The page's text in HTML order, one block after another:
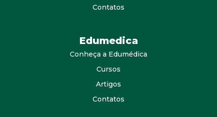
Contatos
Edumedica
Conheça a Edumédica
Cursos
Artigos
Contatos